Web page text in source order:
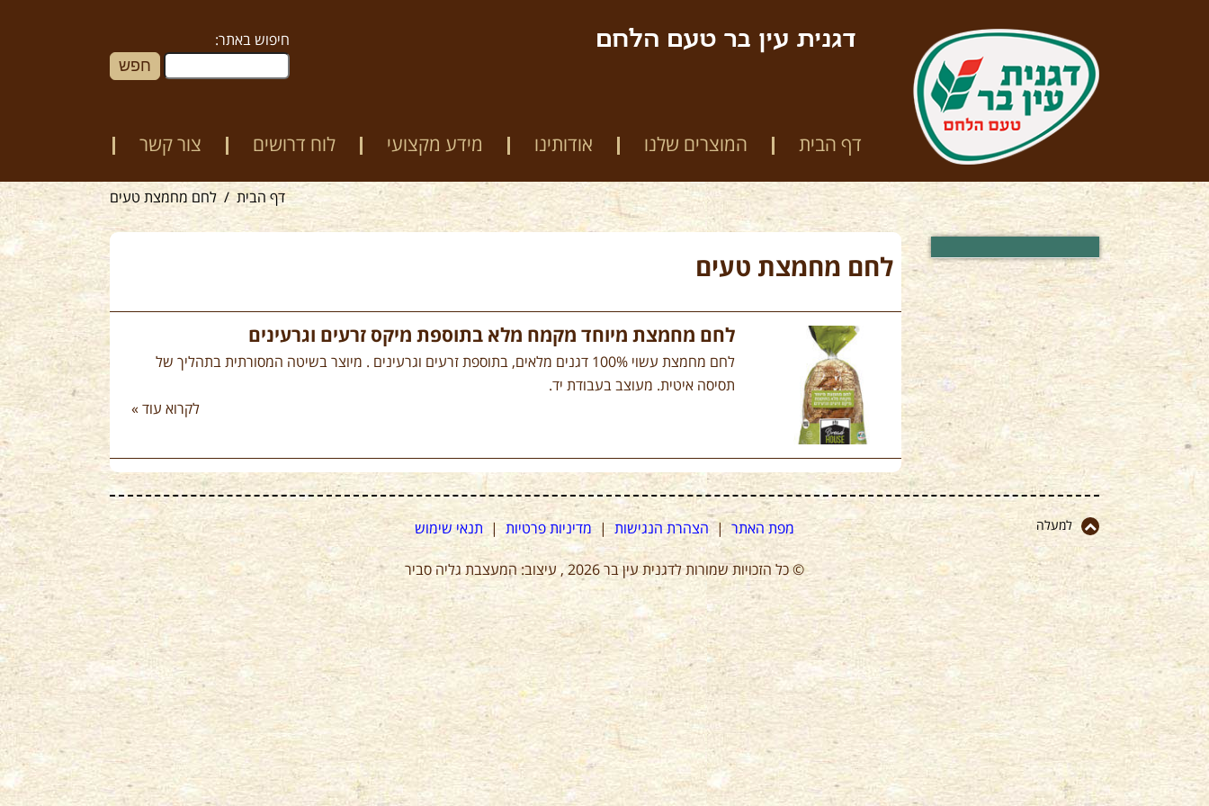
דגנית עין בר טעם הלחם חיפוש באתר:
דף הבית המוצרים שלנו אודותינו מידע מקצועי לוח דרושים צור קשר
דף הבית לחם מחמצת טעים
לחם מחמצת טעים
לחם מחמצת מיוחד מקמח מלא בתוספת מיקס זרעים וגרעינים
לחם מחמצת עשוי 100% דגנים מלאים, בתוספת זרעים וגרעינים . מיוצר בשיטה המסורתית בתהליך של
תסיסה איטית. מעוצב בעבודת יד.
לקרוא עוד »
למעלה מפת האתר | הצהרת הנגישות | מדיניות פרטיות | תנאי שימוש
© כל הזכויות שמורות לדגנית עין בר 2026 , עיצוב: המעצבת גליה סביר